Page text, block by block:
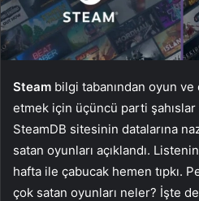
Steam bilgi tabanından oyun
etmek için üçüncü parti
SteamDB sitesinin datalarına
satan oyunları açıklandı.
hafta ile çabucak hemen tıpkı.
çok satan oyunları neler? İşte